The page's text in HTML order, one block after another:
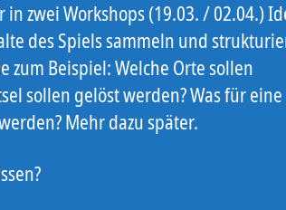
zwei Workshops (19.03. / 02.04.)
des Spiels sammeln und
zum Beispiel: Welche Orte sollen
sollen gelöst werden? Was für eine
Mehr dazu später.